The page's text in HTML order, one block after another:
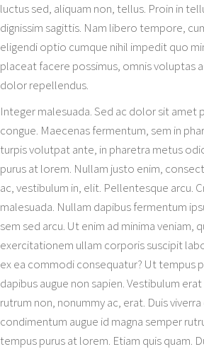
luctus sed, aliquam non, tellus. Proin in
dignissim sagittis. Nam libero tempore,
eligendi optio cumque nihil impedit quo
placeat facere possimus, omnis voluptas
dolor repellendus.
Integer malesuada. Sed ac dolor sit amet
congue. Maecenas fermentum, sem in
turpis volutpat ante, in pharetra metus
purus at lorem. Nullam justo enim,
ac, vestibulum in, elit. Pellentesque arcu.
malesuada. Nullam dapibus fermentum
sem sed arcu. Ut enim ad minima veniam,
exercitationem ullam corporis suscipit
ex ea commodi consequatur? Ut tempus
dapibus augue non sapien. Vestibulum
rutrum non, nonummy ac, erat. Duis
condimentum augue id magna semper
tempus purus at lorem. Etiam quis quam.